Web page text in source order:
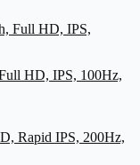
HD, IPS, 100Hz,